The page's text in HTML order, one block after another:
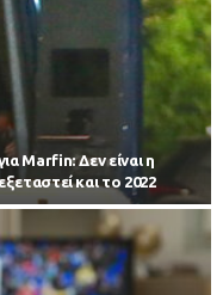
Marfin: Δεν είναι η
και το 2022